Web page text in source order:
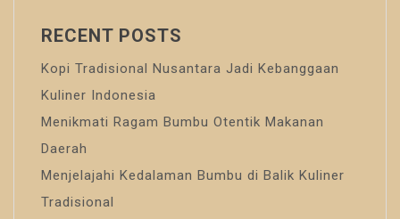
RECENT POSTS
Kopi Tradisional Nusantara Jadi Kebanggaan
Kuliner Indonesia
Menikmati Ragam Bumbu Otentik Makanan
Daerah
Menjelajahi Kedalaman Bumbu di Balik Kuliner
Tradisional